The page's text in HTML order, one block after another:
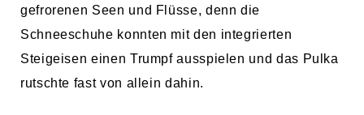
gefrorenen Seen und Flüsse, denn die
Schneeschuhe konnten mit den integrierten
Steigeisen einen Trumpf ausspielen und das Pulka
rutschte fast von allein dahin.